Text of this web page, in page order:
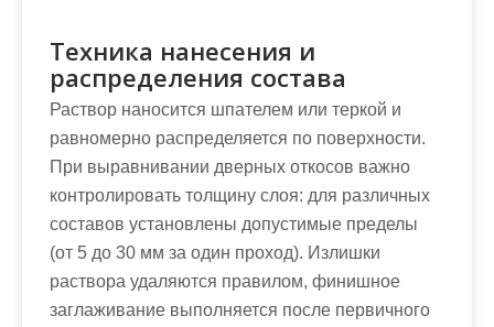
Техника нанесения и
распределения состава
Раствор наносится шпателем или теркой и
равномерно распределяется по поверхности.
При выравнивании дверных откосов важно
контролировать толщину слоя: для различных
составов установлены допустимые пределы
(от 5 до 30 мм за один проход). Излишки
раствора удаляются правилом, финишное
заглаживание выполняется после первичного